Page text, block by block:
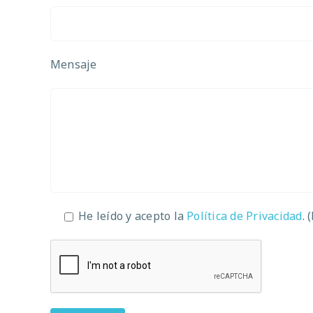
Mensaje
He leído y acepto la Política de Privacidad.